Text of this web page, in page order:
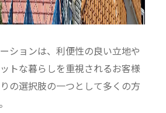
ションは、利便性の良い立地や
トな暮らしを重視されるお客様
の選択肢の一つとして多くの方